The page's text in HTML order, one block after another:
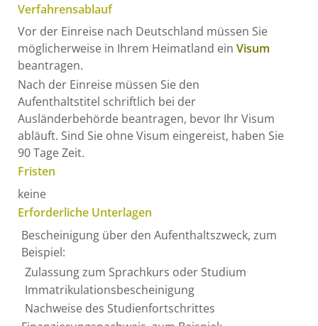
Verfahrensablauf
Vor der Einreise nach Deutschland müssen Sie
möglicherweise in Ihrem Heimatland ein Visum
beantragen.
Nach der Einreise müssen Sie den
Aufenthaltstitel schriftlich bei der
Ausländerbehörde beantragen, bevor Ihr Visum
abläuft. Sind Sie ohne Visum eingereist, haben Sie
90 Tage Zeit.
Fristen
keine
Erforderliche Unterlagen
Bescheinigung über den Aufenthaltszweck, zum
Beispiel:
Zulassung zum Sprachkurs oder Studium
Immatrikulationsbescheinigung
Nachweise des Studienfortschrittes